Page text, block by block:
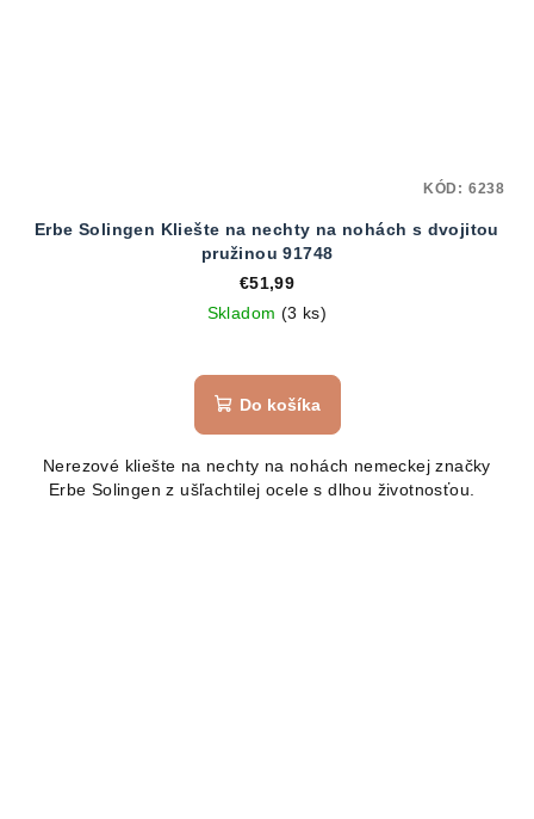
Erbe Solingen Kliešte na nechty na nohách s dvojitou
pružinou 91748
€51,99
Skladom (3 ks)
Do košíka
Nerezové kliešte na nechty na nohách nemeckej značky
Erbe Solingen z ušľachtilej ocele s dlhou životnosťou.
KÓD: 6238